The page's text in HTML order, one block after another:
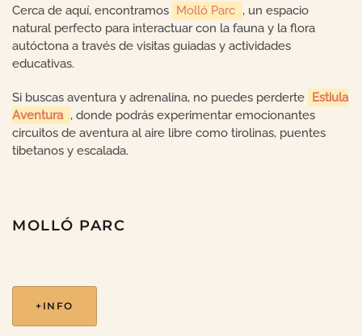
Cerca de aquí, encontramos Molló Parc , un espacio
natural perfecto para interactuar con la fauna y la flora
autóctona a través de visitas guiadas y actividades
educativas.
Si buscas aventura y adrenalina, no puedes perderte Estiula
Aventura , donde podrás experimentar emocionantes
circuitos de aventura al aire libre como tirolinas, puentes
tibetanos y escalada.
MOLLÓ PARC
+INFO